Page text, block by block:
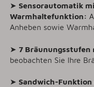
➤ Sensorautomatik
Warmhaltefunktion:
Anheben sowie
➤ 7 Bräunungsstufen
beobachten Sie Ihre
➤ Sandwich-Funktion